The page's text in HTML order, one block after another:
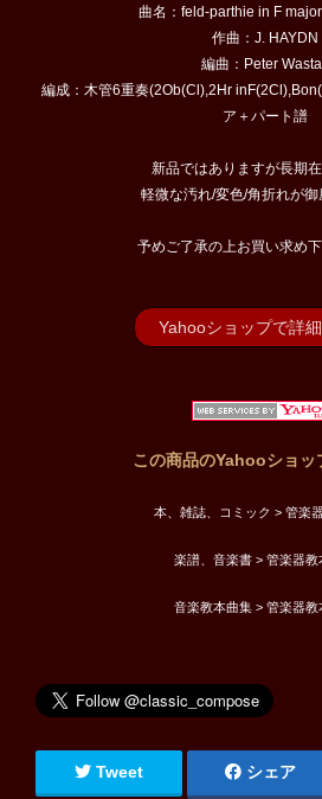
曲名：feld-parthie in F
作曲：J. HAYDN
編曲：Peter Wastall
編成：木管6重奏(2Ob(Cl),2Hr
ア＋パート譜
新品ではありますが長期
軽微な汚れ/変色/角折れが御
予めご了承の上お買い求め下
Yahooショップで詳
この商品のYahooショッ
本、雑誌、コミック > 管楽
楽譜、音楽書 > 管楽器教
音楽教本曲集 > 管楽器教
Tweet シェア